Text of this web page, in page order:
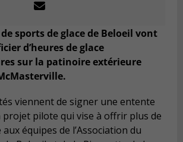
sports de glace de Beloeil vont
d’heures de glace
sur la patinoire extérieure
viennent de signer une entente
pilote qui vise à offrir plus de
équipes de l’Association du